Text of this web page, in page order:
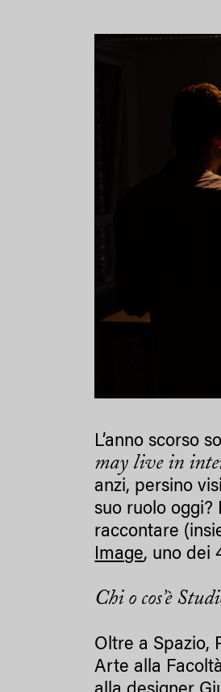
L’anno scorso
may live in
anzi, persino
suo ruolo oggi?
raccontare
Image, uno dei
Chi o cos’è
Oltre a Spazio,
Arte alla